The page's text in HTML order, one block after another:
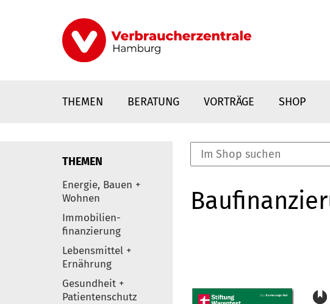
THEMEN BERATUNG VORTRÄGE SHOP
Elemente
THEMEN
Energie, Bauen +
Wohnen
Immobilien-
finanzierung
Lebensmittel +
Ernährung
Gesundheit +
Patientenschutz